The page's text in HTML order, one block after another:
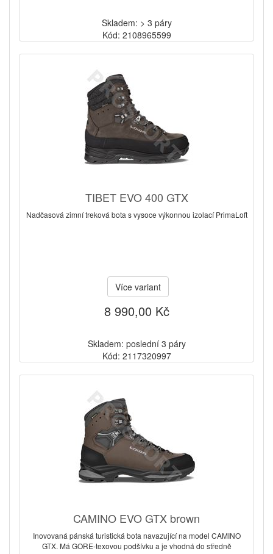
Skladem: > 3 páry
Kód: 2108965599
TIBET EVO 400 GTX
Nadčasová zimní treková bota s vysoce výkonnou izolací PrimaLoft
Více variant
8 990,00 Kč
Skladem: poslední 3 páry
Kód: 2117320997
CAMINO EVO GTX brown
Inovovaná pánská turistická bota navazující na model CAMINO
GTX. Má GORE-texovou podšívku a je vhodná do středně